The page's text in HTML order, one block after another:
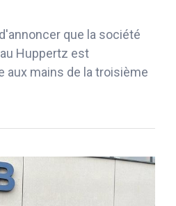
que la société
Huppertz est
aux mains de la troisième